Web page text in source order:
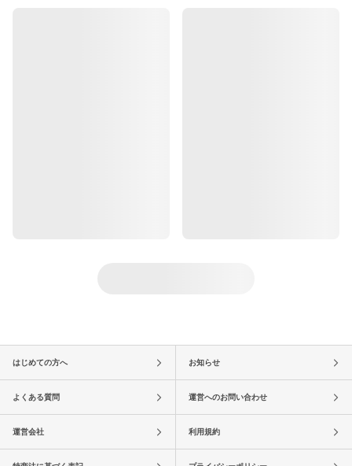
はじめての方へ お知らせ
よくある質問 運営へのお問い合わせ
運営会社 利用規約